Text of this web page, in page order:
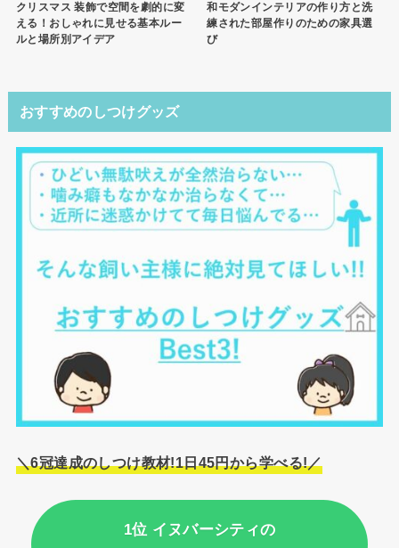
クリスマス 装飾で空間を劇的に変
える！おしゃれに見せる基本ルー
ルと場所別アイデア
和モダンインテリアの作り方と洗
練された部屋作りのための家具選
び
おすすめのしつけグッズ
＼6冠達成のしつけ教材!1日45円から学べる!／
1位 イヌバーシティの